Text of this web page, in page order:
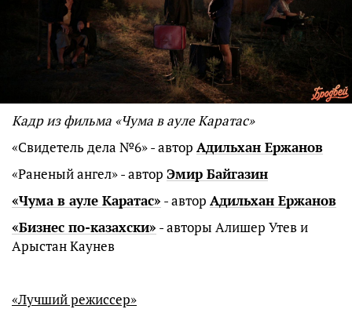
Кадр из фильма «Чума в ауле Каратас»
«Свидетель дела №6» - автор Адильхан Ержанов
«Раненый ангел» - автор Эмир Байгазин
«Чума в ауле Каратас» - автор Адильхан Ержанов
«Бизнес по-казахски» - авторы Алишер Утев и
Арыстан Каунев
«Лучший режиссер»